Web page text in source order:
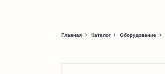
Главная Каталог Оборудование